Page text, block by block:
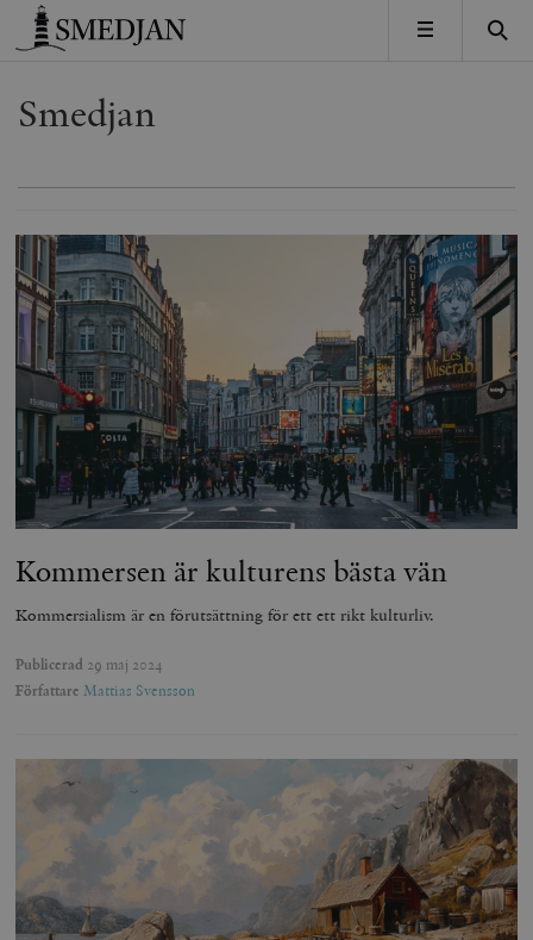
Timbro
MENY
Smedjan
Kommersen är kulturens bästa vän
Kommersialism är en förutsättning för ett ett rikt kulturliv.
Publicerad 29 maj 2024
Författare Mattias Svensson